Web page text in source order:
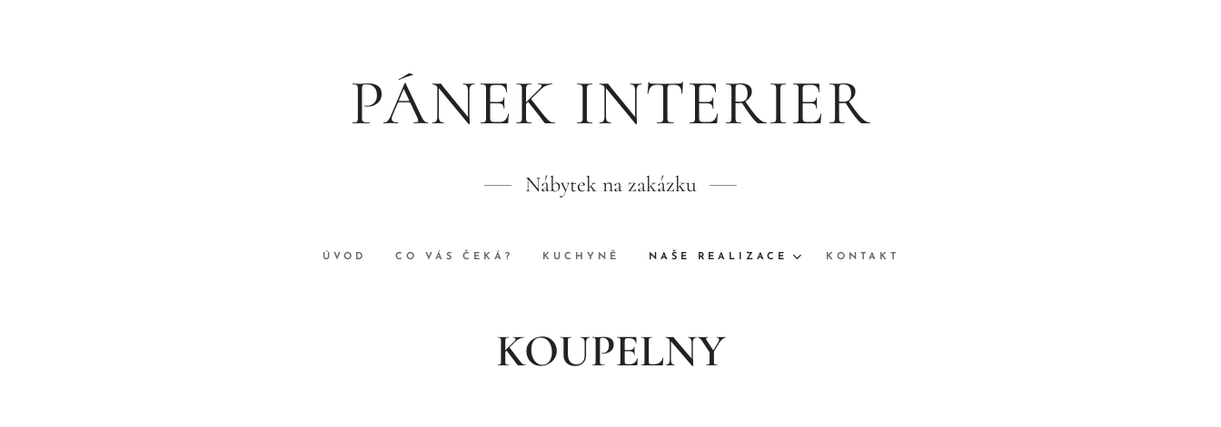
PÁNEK INTERIER
Nábytek na zakázku
ÚVOD CO VÁS ČEKÁ? KUCHYNĚ NAŠE REALIZACE KONTAKT
KOUPELNY